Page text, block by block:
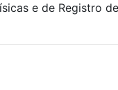
e de Registro